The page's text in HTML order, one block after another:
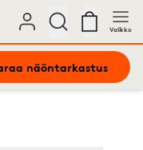
Valikko
näöntarkastus